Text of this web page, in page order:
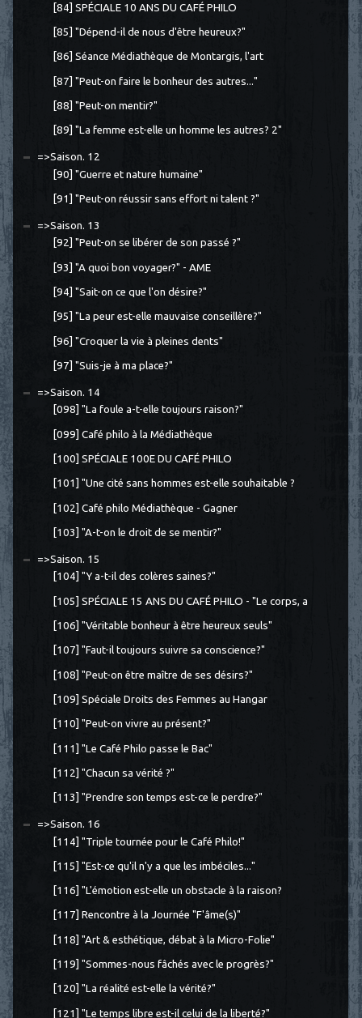
[84] SPÉCIALE 10 ANS DU CAFÉ PHILO
[85] "Dépend-il de nous d'être heureux?"
[86] Séance Médiathèque de Montargis, l'art
[87] "Peut-on faire le bonheur des autres..."
[88] "Peut-on mentir?"
[89] "La femme est-elle un homme les autres? 2"
=>Saison. 12
[90] "Guerre et nature humaine"
[91] "Peut-on réussir sans effort ni talent ?"
=>Saison. 13
[92] "Peut-on se libérer de son passé ?"
[93] "A quoi bon voyager?" - AME
[94] "Sait-on ce que l'on désire?"
[95] "La peur est-elle mauvaise conseillère?"
[96] "Croquer la vie à pleines dents"
[97] "Suis-je à ma place?"
=>Saison. 14
[098] "La foule a-t-elle toujours raison?"
[099] Café philo à la Médiathèque
[100] SPÉCIALE 100E DU CAFÉ PHILO
[101] "Une cité sans hommes est-elle souhaitable ?
[102] Café philo Médiathèque - Gagner
[103] "A-t-on le droit de se mentir?"
=>Saison. 15
[104] "Y a-t-il des colères saines?"
[105] SPÉCIALE 15 ANS DU CAFÉ PHILO - "Le corps, a
[106] "Véritable bonheur à être heureux seuls"
[107] "Faut-il toujours suivre sa conscience?"
[108] "Peut-on être maître de ses désirs?"
[109] Spéciale Droits des Femmes au Hangar
[110] "Peut-on vivre au présent?"
[111] "Le Café Philo passe le Bac"
[112] "Chacun sa vérité ?"
[113] "Prendre son temps est-ce le perdre?"
=>Saison. 16
[114] "Triple tournée pour le Café Philo!"
[115] "Est-ce qu'il n'y a que les imbéciles..."
[116] "L'émotion est-elle un obstacle à la raison?
[117] Rencontre à la Journée "F'âme(s)"
[118] "Art & esthétique, débat à la Micro-Folie"
[119] "Sommes-nous fâchés avec le progrès?"
[120] "La réalité est-elle la vérité?"
[121] "Le temps libre est-il celui de la liberté?"